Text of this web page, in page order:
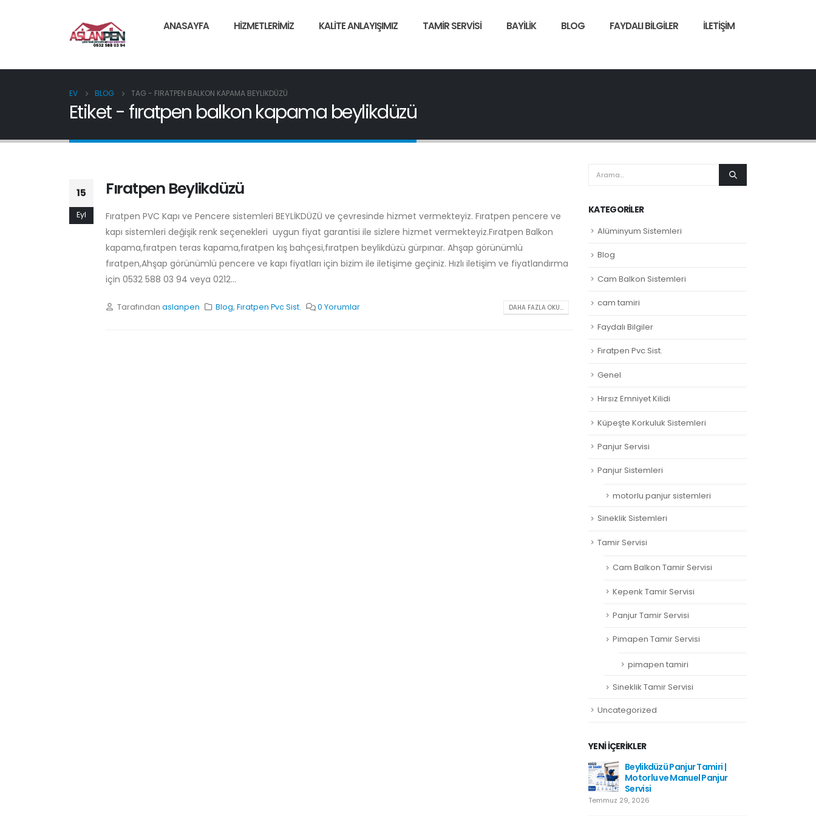
ANASAYFA HIZMETLERIMIZ KALITE ANLAYIŞIMIZ TAMIR SERVISI BAYILIK BLOG FAYDALI BILGILER İLETIŞIM
EV BLOG TAG - FIRATPEN BALKON KAPAMA BEYLIKDÜZÜ
Etiket - fıratpen balkon kapama beylikdüzü
15
Eyl
Fıratpen Beylikdüzü
Fıratpen PVC Kapı ve Pencere sistemleri BEYLİKDÜZÜ ve çevresinde hizmet vermekteyiz. Fıratpen pencere ve
kapı sistemleri değişik renk seçenekleri uygun fiyat garantisi ile sizlere hizmet vermekteyiz.Fıratpen Balkon
kapama,fıratpen teras kapama,fıratpen kış bahçesi,fıratpen beylikdüzü gürpınar. Ahşap görünümlü
fıratpen,Ahşap görünümlü pencere ve kapı fiyatları için bizim ile iletişime geçiniz. Hızlı iletişim ve fiyatlandırma
için 0532 588 03 94 veya 0212...
Tarafından aslanpen Blog,Fıratpen Pvc Sist. 0 Yorumlar DAHA FAZLA OKU...
KATEGORILER
Alüminyum Sistemleri
Blog
Cam Balkon Sistemleri
cam tamiri
Faydalı Bilgiler
Fıratpen Pvc Sist.
Genel
Hırsız Emniyet Kilidi
Küpeşte Korkuluk Sistemleri
Panjur Servisi
Panjur Sistemleri
motorlu panjur sistemleri
Sineklik Sistemleri
Tamir Servisi
Cam Balkon Tamir Servisi
Kepenk Tamir Servisi
Panjur Tamir Servisi
Pimapen Tamir Servisi
pimapen tamiri
Sineklik Tamir Servisi
Uncategorized
YENI İÇERIKLER
Beylikdüzü Panjur Tamiri |
Motorlu ve Manuel Panjur
Servisi
Temmuz 29, 2026